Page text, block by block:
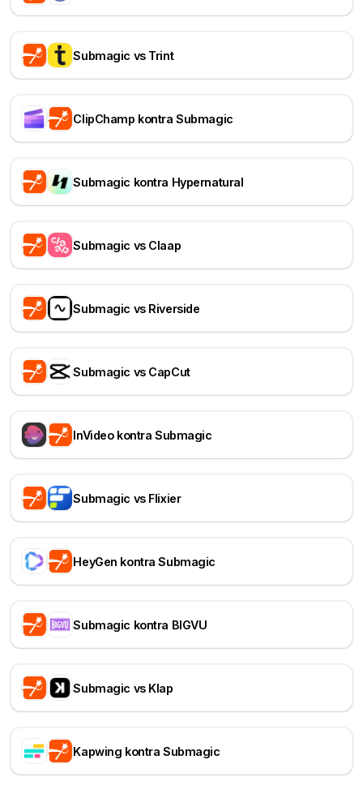
Submagic vs Trint
ClipChamp kontra Submagic
Submagic kontra Hypernatural
Submagic vs Claap
Submagic vs Riverside
Submagic vs CapCut
InVideo kontra Submagic
Submagic vs Flixier
HeyGen kontra Submagic
Submagic kontra BIGVU
Submagic vs Klap
Kapwing kontra Submagic